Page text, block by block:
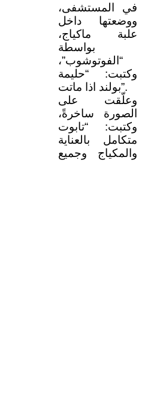
في المستشفى،
ووضعتها داخل
علبة ماكياج،
بواسطة
“الفوتوشوب”،
وكتبت: “حليمة
بولند اذا ماتت”.
وعلّقت على
الصورة ساخرةً،
وكتبت: “تابوت
متكامل بالعناية
والمكياج وجميع